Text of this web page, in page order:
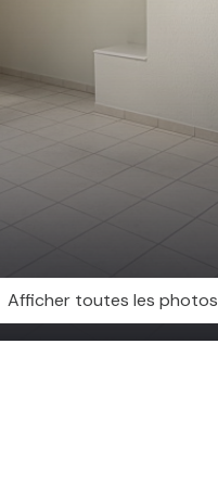
Afficher toutes les photos